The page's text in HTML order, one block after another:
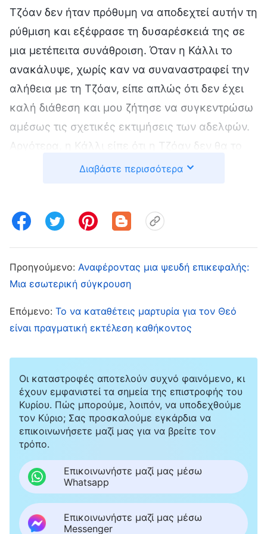
Τζόαν δεν ήταν πρόθυμη να αποδεχτεί αυτήν τη
ρύθμιση και εξέφρασε τη δυσαρέσκειά της σε
μια μετέπειτα συνάθροιση. Όταν η Κάλλι το
ανακάλυψε, χωρίς καν να συναναστραφεί την
αλήθεια με τη Τζόαν, είπε απλώς ότι δεν έχει
καλή διάθεση και μου ζήτησε να συγκεντρώσω
αμέσως τις σχετικές εκτιμήσεις των αδελφών.
Αργότερα, η Κάλλι είπε ότι η Τζόαν δεν θα το
αφήσει αυτό έτσι κι ότι εξετάζει εξονυχιστικά
αυτογνωσία της. Με βάση λοιπόν τη
απαγορευθεί να παρευρίσκεται σε
συναθροίσεις κι οφείλει να περνά χρόνο στο
εποχή αισθανόμουν κι εγώ ότι η Τζόαν ήταν
αρκετά αλαζόνας, δεν διερεύνησα, όμως, αν
όντως συμπεριφερόταν έτσι όλη την ώρα, πόσο
μάλλον δεν συναναστράφηκα μαζί της ούτε τη
βοήθησα. Απλώς συμφώνησα με όσα έλεγε η
Κάλλι και της απαγόρευσα να παρευρίσκεται σε
συναθροίσεις. Μια άλλη φορά, αργότερα, η
Κάλλι και οι συνεργάτες της κάλεσαν ξαφνικά
εμένα και μαζί μερικούς ακόμη επικεφαλής της
εκκλησίας να μας διαβάσουν μια αξιολόγηση
της αδελφής Άνταλιν, η οποία ήταν υπεύθυνη
γενικών υποθέσεων. Η Κάλλι είπε ότι η Άνταλιν
Διαβάστε περισσότερα
Προηγούμενο: Αναφέροντας μια ψευδή επικεφαλής:
Μια εσωτερική σύγκρουση
Επόμενο: Το να καταθέτεις μαρτυρία για τον Θεό
είναι πραγματική εκτέλεση καθήκοντος
Οι καταστροφές αποτελούν συχνό φαινόμενο, κι
έχουν εμφανιστεί τα σημεία της επιστροφής του
Κυρίου. Πώς μπορούμε, λοιπόν, να υποδεχθούμε
τον Κύριο; Σας προσκαλούμε εγκάρδια να
επικοινωνήσετε μαζί μας για να βρείτε τον
τρόπο.
Επικοινωνήστε μαζί μας μέσω
Whatsapp
Επικοινωνήστε μαζί μας μέσω
Messenger